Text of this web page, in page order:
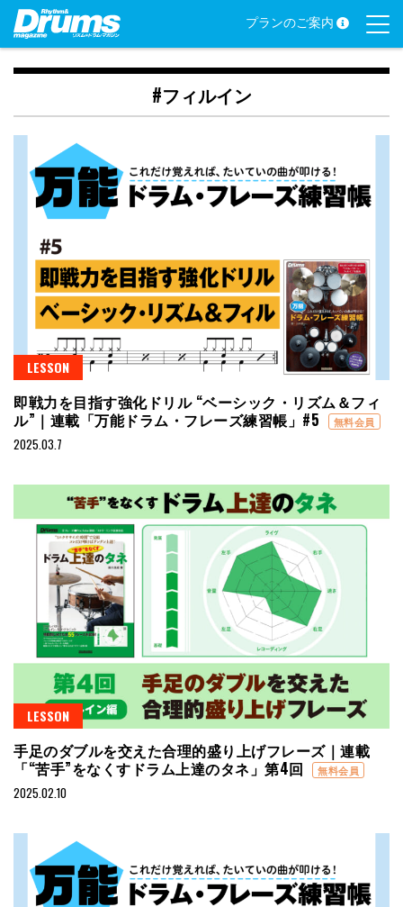
Skip
content
プランのご案内
#フィルイン
LESSON
即戦力を目指す強化ドリル “ベーシック・リズム＆フィ
ル”｜連載「万能ドラム・フレーズ練習帳」#5
無料会員
2025.03.7
LESSON
手足のダブルを交えた合理的盛り上げフレーズ｜連載
「“苦手”をなくすドラム上達のタネ」第4回
無料会員
2025.02.10